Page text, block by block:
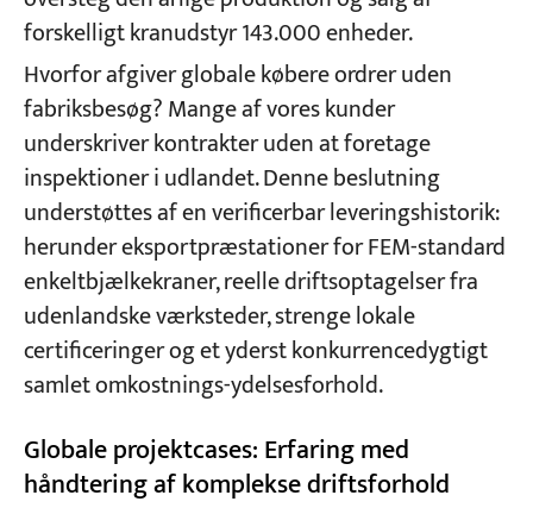
forskelligt kranudstyr 143.000 enheder.
Hvorfor afgiver globale købere ordrer uden
fabriksbesøg? Mange af vores kunder
underskriver kontrakter uden at foretage
inspektioner i udlandet. Denne beslutning
understøttes af en verificerbar leveringshistorik:
herunder eksportpræstationer for FEM-standard
enkeltbjælkekraner, reelle driftsoptagelser fra
udenlandske værksteder, strenge lokale
certificeringer og et yderst konkurrencedygtigt
samlet omkostnings-ydelsesforhold.
Globale projektcases: Erfaring med
håndtering af komplekse driftsforhold